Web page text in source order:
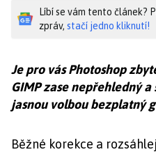
Líbí se vám tento článek?
zpráv, stačí jedno kliknutí!
Je pro vás Photoshop
GIMP zase nepřehledný
jasnou volbou bezplatný
Běžné korekce a